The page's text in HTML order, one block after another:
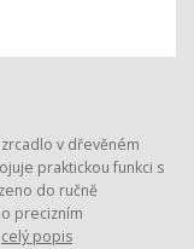
v dřevěném
praktickou funkci s
do ručně
precizním
celý popis